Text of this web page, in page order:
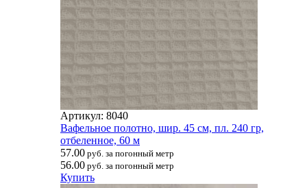
Артикул: 8040
Вафельное полотно, шир. 45 см, пл. 240 гр,
отбеленное, 60 м
57.00 руб. за погонный метр
56.00 руб. за погонный метр
Купить